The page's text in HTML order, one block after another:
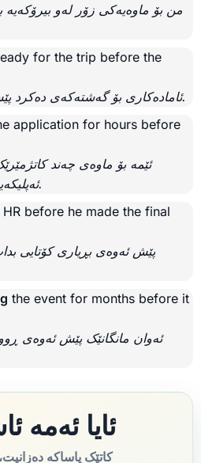
من بۆ ماوەیەکی زۆر لەو
for the trip before the
ئامادەکاری بۆ گەشتەکەی دەکرد پێش ئەوەی کە هەوا بگۆڕێت.
application for hours before
ئێمە بۆ ماوەی چەند
ئەپلیکەیشنەکەمان تاقی دەکردەوە.
before he made the final
پێش ئەوەی بڕیاری کۆتایی
the event for months before it
ئەوان مانگانێک پێش ئەوەی
ئایا ئەمە
کاتێک یاساکە